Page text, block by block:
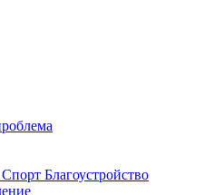
Спорт Благоустройство